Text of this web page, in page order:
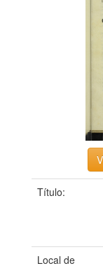
Título:
Local de